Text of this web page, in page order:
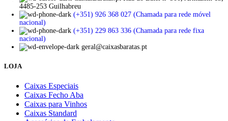
4485-253 Guilhabreu
(+351) 926 368 027 (Chamada para rede móvel
nacional)
(+351) 229 863 336 (Chamada para rede fixa
nacional)
geral@caixasbaratas.pt
LOJA
Caixas Especiais
Caixas Fecho Aba
Caixas para Vinhos
Caixas Standard